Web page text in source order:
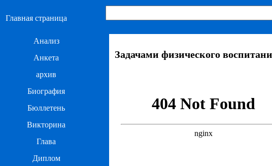
Главная страница
Анализ
Анкета
архив
Биография
Бюллетень
Викторина
Глава
Диплом
Задачами физического